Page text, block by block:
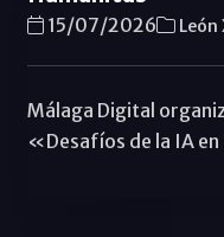
15/07/2026 León
Málaga Digital
«Desafíos de la IA